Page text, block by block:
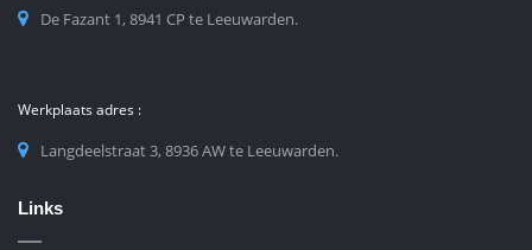
De Fazant 1, 8941 CP te Leeuwarden.
Werkplaats adres :
Langdeelstraat 3, 8936 AW te Leeuwarden.
Links